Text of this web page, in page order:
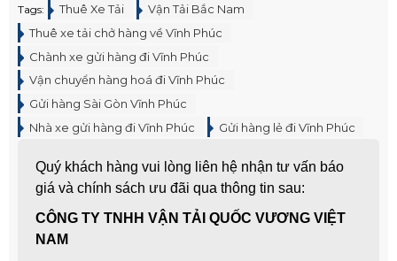
Tags: Thuê Xe Tải
Vận Tải Bắc Nam
Thuê xe tải chở hàng về Vĩnh Phúc
Chành xe gửi hàng đi Vĩnh Phúc
Vận chuyển hàng hoá đi Vĩnh Phúc
Gửi hàng Sài Gòn Vĩnh Phúc
Nhà xe gửi hàng đi Vĩnh Phúc
Gửi hàng lẻ đi Vĩnh Phúc
Quý khách hàng vui lòng liên hệ nhận tư vấn báo
giá và chính sách ưu đãi qua thông tin sau:
CÔNG TY TNHH VẬN TẢI QUỐC VƯƠNG VIỆT
NAM